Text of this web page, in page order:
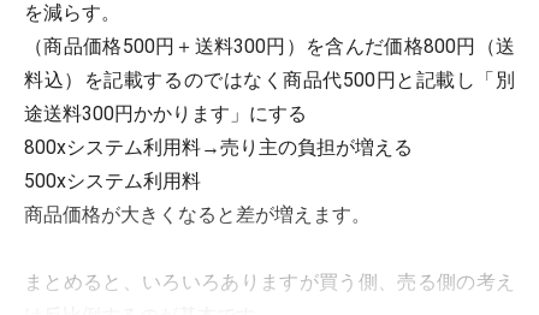
を減らす。
（商品価格500円＋送料300円）を含んだ価格800円（送
料込）を記載するのではなく商品代500円と記載し「別
途送料300円かかります」にする
800xシステム利用料→売り主の負担が増える
500xシステム利用料
商品価格が大きくなると差が増えます。
まとめると、いろいろありますが買う側、売る側の考え